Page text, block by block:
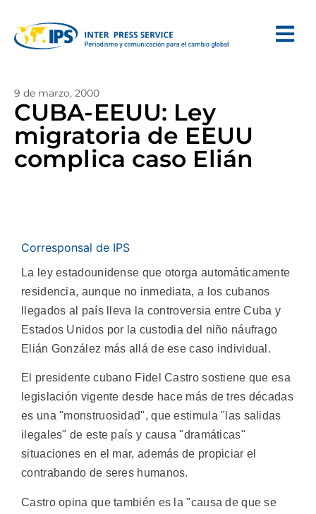
9 de marzo, 2000
CUBA-EEUU: Ley
migratoria de EEUU
complica caso Elián
Corresponsal de IPS
La ley estadounidense que otorga automáticamente
residencia, aunque no inmediata, a los cubanos
llegados al país lleva la controversia entre Cuba y
Estados Unidos por la custodia del niño náufrago
Elián González más allá de ese caso individual.
El presidente cubano Fidel Castro sostiene que esa
legislación vigente desde hace más de tres décadas
es una "monstruosidad", que estimula "las salidas
ilegales" de este país y causa "dramáticas"
situaciones en el mar, además de propiciar el
contrabando de seres humanos.
Castro opina que también es la "causa de que se